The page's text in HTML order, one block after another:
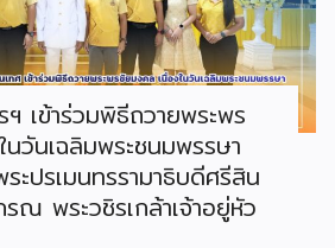
เข้าร่วมพิธีถวายพระพร
วันเฉลิมพระชนมพรรษา
ะปรเมนทรรามาธิบดีศรีสิน
ณ พระวชิรเกล้าเจ้าอยู่หัว